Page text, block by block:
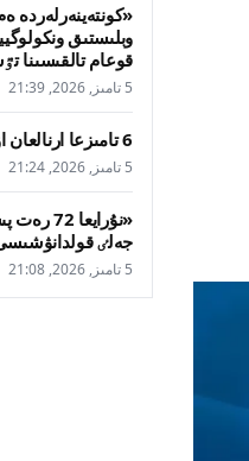
«كونتەينەرلەردە
وبلىستىق
قوعام تالقىسىنا
5 تامىز, 2026, 21:39
6 تامىزعا ارنالعان اۋا رايى بولجامى قانداي?
5 تامىز, 2026, 21:24
جەلٸ
5 تامىز, 2026, 21:08